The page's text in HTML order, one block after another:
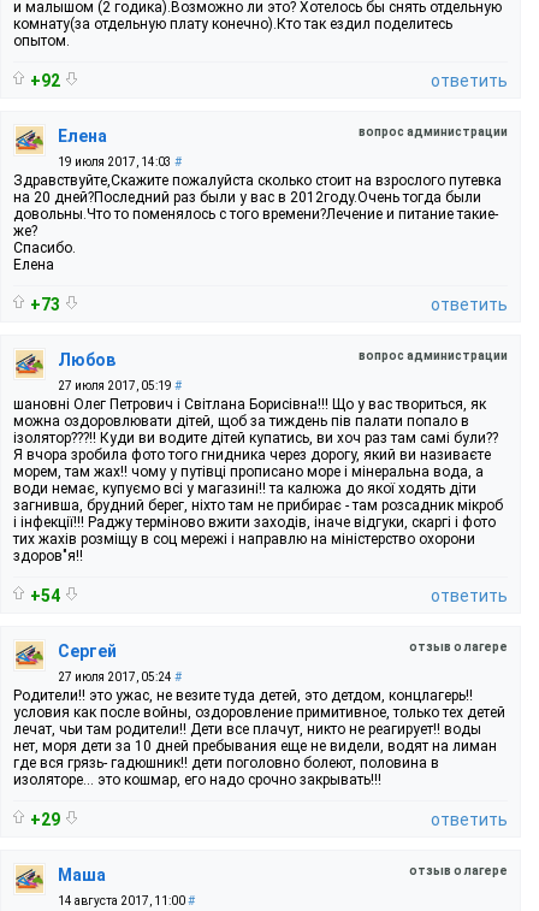
и малышом (2 годика).Возможно ли это? Хотелось бы снять отдельную
комнату(за отдельную плату конечно).Кто так ездил поделитесь
опытом.
+92 ответить
вопрос администрации
Елена
19 июля 2017, 14:03 #
Здравствуйте,Скажите пожалуйста сколько стоит на взрослого путевка
на 20 дней?Последний раз были у вас в 2012году.Очень тогда были
довольны.Что то поменялось с того времени?Лечение и питание такие-
же?
Спасибо.
Елена
+73 ответить
вопрос администрации
Любов
27 июля 2017, 05:19 #
шановні Олег Петрович і Світлана Борисівна!!! Що у вас твориться, як
можна оздоровлювати дітей, щоб за тиждень пів палати попало в
ізолятор???!! Куди ви водите дітей купатись, ви хоч раз там самі були??
Я вчора зробила фото того гнидника через дорогу, який ви називаєте
морем, там жах!! чому у путівці прописано море і мінеральна вода, а
води немає, купуємо всі у магазині!! та калюжа до якої ходять діти
загнивша, брудний берег, ніхто там не прибирає - там розсадник мікроб
і інфекції!!! Раджу терміново вжити заходів, іначе відгуки, скаргі і фото
тих жахів розміщу в соц мережі і направлю на міністерство охорони
здоров"я!!
+54 ответить
отзыв о лагере
Сергей
27 июля 2017, 05:24 #
Родители!! это ужас, не везите туда детей, это детдом, концлагерь!!
условия как после войны, оздоровление примитивное, только тех детей
лечат, чьи там родители!! Дети все плачут, никто не реагирует!! воды
нет, моря дети за 10 дней пребывания еще не видели, водят на лиман
где вся грязь- гадюшник!! дети поголовно болеют, половина в
изоляторе... это кошмар, его надо срочно закрывать!!!
+29 ответить
отзыв о лагере
Маша
14 августа 2017, 11:00#